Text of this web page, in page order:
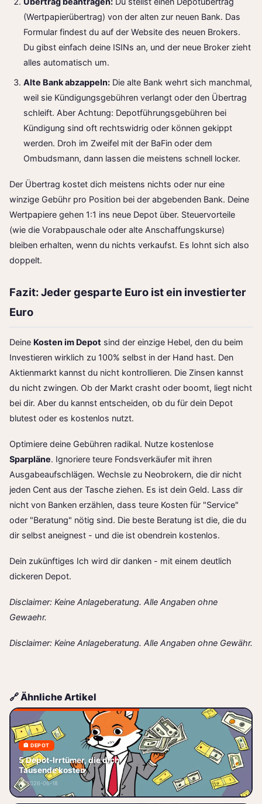
(Wertpapierübertrag) von der alten zur neuen Bank. Das
Formular findest du auf der Website des neuen Brokers.
Du gibst einfach deine ISINs an, und der neue Broker zieht
alles automatisch um.
Alte Bank abzappeln: Die alte Bank wehrt sich manchmal,
weil sie Kündigungsgebühren verlangt oder den Übertrag
schleift. Aber Achtung: Depotführungsgebühren bei
Kündigung sind oft rechtswidrig oder können gekippt
werden. Droh im Zweifel mit der BaFin oder dem
Ombudsmann, dann lassen die meistens schnell locker.
Der Übertrag kostet dich meistens nichts oder nur eine
winzige Gebühr pro Position bei der abgebenden Bank. Deine
Wertpapiere gehen 1:1 ins neue Depot über. Steuervorteile
(wie die Vorabpauschale oder alte Anschaffungskurse)
bleiben erhalten, wenn du nichts verkaufst. Es lohnt sich also
doppelt.
Fazit: Jeder gesparte Euro ist ein investierter
Euro
Deine Kosten im Depot sind der einzige Hebel, den du beim
Investieren wirklich zu 100% selbst in der Hand hast. Den
Aktienmarkt kannst du nicht kontrollieren. Die Zinsen kannst
du nicht zwingen. Ob der Markt crasht oder boomt, liegt nicht
bei dir. Aber du kannst entscheiden, ob du für dein Depot
blutest oder es kostenlos nutzt.
Optimiere deine Gebühren radikal. Nutze kostenlose
Sparpläne. Ignoriere teure Fondsverkäufer mit ihren
Ausgabeaufschlägen. Wechsle zu Neobrokern, die dir nicht
jeden Cent aus der Tasche ziehen. Es ist dein Geld. Lass dir
nicht von Banken erzählen, dass teure Kosten für "Service"
oder "Beratung" nötig sind. Die beste Beratung ist die, die du
dir selbst aneignest - und die ist obendrein kostenlos.
Dein zukünftiges Ich wird dir danken - mit einem deutlich
dickeren Depot.
Disclaimer: Keine Anlageberatung. Alle Angaben ohne
Gewaehr.
Disclaimer: Keine Anlageberatung. Alle Angaben ohne Gewähr.
🔗 Ähnliche Artikel
🏦 DEPOT
5 Depot-Irrtümer, die dich
Tausende kosten
📅 2026-06-18
5 Depot-Irrtümer, die dich
Tausende kosten Du hast dein
erstes Depot eröffnet, ein paar
Aktien oder ETFs gekauft – und